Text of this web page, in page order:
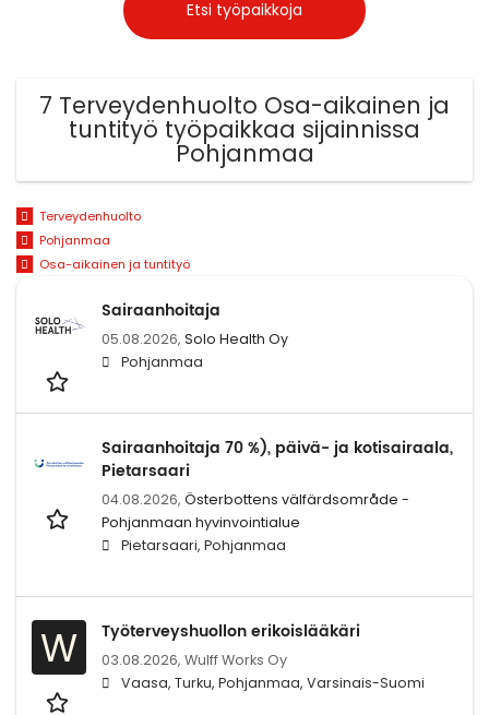
7 Terveydenhuolto Osa-aikainen ja
tuntityö työpaikkaa sijainnissa
Pohjanmaa
Terveydenhuolto
Pohjanmaa
Osa-aikainen ja tuntityö
Sairaanhoitaja
05.08.2026, Solo Health Oy
Pohjanmaa
Sairaanhoitaja 70 %), päivä- ja kotisairaala,
Pietarsaari
04.08.2026, Österbottens välfärdsområde -
Pohjanmaan hyvinvointialue
Pietarsaari, Pohjanmaa
W Työterveyshuollon erikoislääkäri
03.08.2026, Wulff Works Oy
Vaasa, Turku, Pohjanmaa, Varsinais-Suomi